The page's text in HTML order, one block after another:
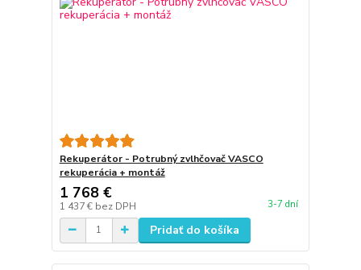
Rekuperátor - Potrubný zvlhčovač VASCO
rekuperácia + montáž
1 768 €
1 437 € bez DPH 3-7 dní
Pridať do košíka